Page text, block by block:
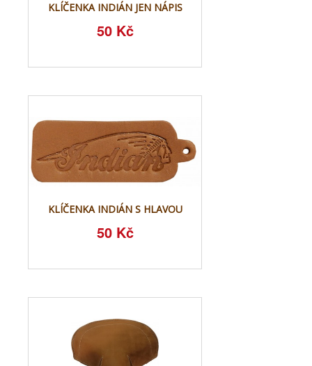
KLÍČENKA INDIÁN JEN NÁPIS
50 Kč
KLÍČENKA INDIÁN S HLAVOU
50 Kč